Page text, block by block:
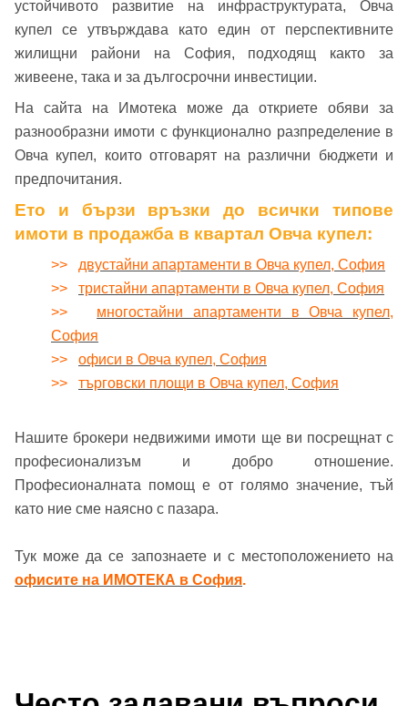
Вход като гост
или използвай профил
Вход с Google
Вход с Facebook
устойчивото развитие на инфраструктурата, Овча
купел се утвърждава като един от перспективните
жилищни райони на София, подходящ както за
живеене, така и за дългосрочни инвестиции.
На сайта на Имотека може да откриете обяви за
разнообразни имоти с функционално разпределение в
Овча купел, които отговарят на различни бюджети и
предпочитания.
Ето и бързи връзки до всички типове
имоти в продажба в квартал Овча купел:
>> двустайни апартаменти в Овча купел, София
>> тристайни апартаменти в Овча купел, София
>> многостайни апартаменти в Овча купел,
София
>> офиси в Овча купел, София
>> търговски площи в Овча купел, София
Нашите брокери недвижими имоти ще ви посрещнат с
професионализъм и добро отношение.
Професионалната помощ е от голямо значение, тъй
като ние сме наясно с пазара.
Тук може да се запознаете и с местоположението на
офисите на ИМОТЕКА в София.